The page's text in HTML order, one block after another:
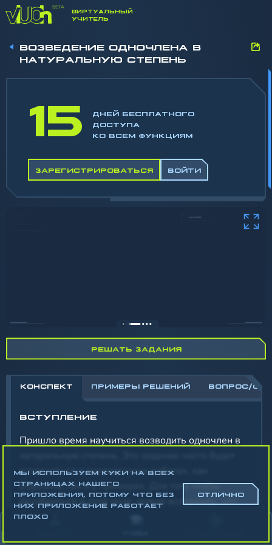
ВИРТУАЛЬНЫЙ
УЧИТЕЛЬ
ВОЗВЕДЕНИЕ ОДНОЧЛЕНА В
НАТУРАЛЬНУЮ СТЕПЕНЬ
ВСТУПЛЕНИЕ
Пришло время научиться возводить одночлен в
встречаться в проверочных работах, как
отдельно, так и в примерах. Для того чтобы
разобраться в этой теме, нужно вспомнить, что
такое одночлен и какой алгоритм действий при
КОНСПЕКТ ПРИМЕРЫ РЕШЕНИЙ ВОПРОС/
15
ДНЕЙ БЕСПЛАТНОГО
ДОСТУПА
КО ВСЕМ ФУНКЦИЯМ
ЗАРЕГИСТРИРОВАТЬСЯ ВОЙТИ
РЕШАТЬ ЗАДАНИЯ
МЫ ИСПОЛЬЗУЕМ КУКИ НА ВСЕХ
СТРАНИЦАХ НАШЕГО
ПРИЛОЖЕНИЯ, ПОТОМУ ЧТО БЕЗ
НИХ ПРИЛОЖЕНИЕ РАБОТАЕТ
ПЛОХО
ОТЛИЧНО